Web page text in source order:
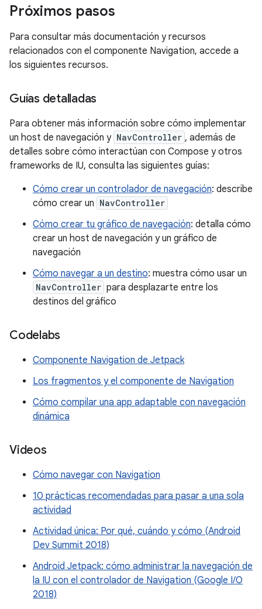
Próximos pasos
Para consultar más documentación y recursos
relacionados con el componente Navigation, accede a
los siguientes recursos.
Guías detalladas
Para obtener más información sobre cómo implementar
un host de navegación y NavController , además de
detalles sobre cómo interactúan con Compose y otros
frameworks de IU, consulta las siguientes guías:
Cómo crear un controlador de navegación: describe
cómo crear un NavController
Cómo crear tu gráfico de navegación: detalla cómo
crear un host de navegación y un gráfico de
navegación
Cómo navegar a un destino: muestra cómo usar un
NavController para desplazarte entre los
destinos del gráfico
Codelabs
Componente Navigation de Jetpack
Los fragmentos y el componente de Navigation
Cómo compilar una app adaptable con navegación
dinámica
Videos
Cómo navegar con Navigation
10 prácticas recomendadas para pasar a una sola
actividad
Actividad única: Por qué, cuándo y cómo (Android
Dev Summit 2018)
Android Jetpack: cómo administrar la navegación de
la IU con el controlador de Navigation (Google I/O
2018)